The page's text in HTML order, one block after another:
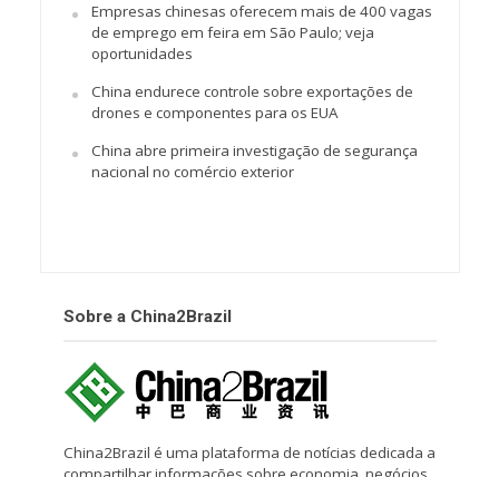
Empresas chinesas oferecem mais de 400 vagas
de emprego em feira em São Paulo; veja
oportunidades
China endurece controle sobre exportações de
drones e componentes para os EUA
China abre primeira investigação de segurança
nacional no comércio exterior
Sobre a China2Brazil
China2Brazil é uma plataforma de notícias dedicada a